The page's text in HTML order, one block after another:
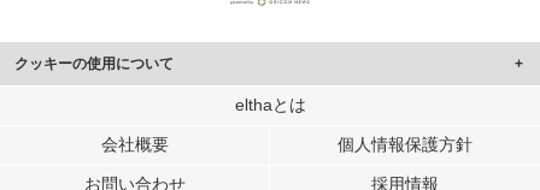
クッキーの使用について
このサイトでは Cookie を使用して、ユーザーに合わせたコンテンツや広告の
行っています。
メディアや広告配信、データ解析の各パートナーに提供しています。
elthaとは
会社概要 個人情報保護方針
お問い合わせ 採用情報